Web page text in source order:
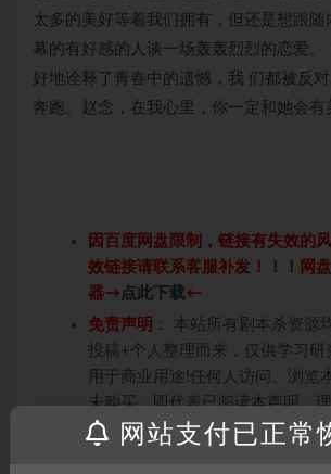
太多的美好等着我们拥有，但还是想跟随
幕的有好感的人谈一场轰轰烈烈的恋爱。
好地诠释了青春中的遗憾，我 们都被反
奔跑。赵念，在我心里，你一定和她会有
因百度网盘限制，链接有失效的
效链接请联系客服补发！！！网
器→ 点此下载←
免责声明 ： 本站所有剧本杀资源
投稿+个人整理而来，仅供学习研
用于商业用途!任何人访问、浏览
未购买，即代表已阅读本声明，
条约约束，并遵守所有适用的法律
网站支付已正常